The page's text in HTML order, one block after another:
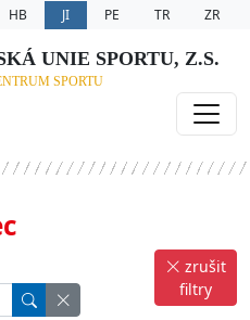
HB JI PE TR ZR
UNIE SPORTU, Z.S.
SPORTU
zrušit
filtry